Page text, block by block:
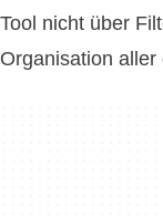
Tool nicht über
Organisation